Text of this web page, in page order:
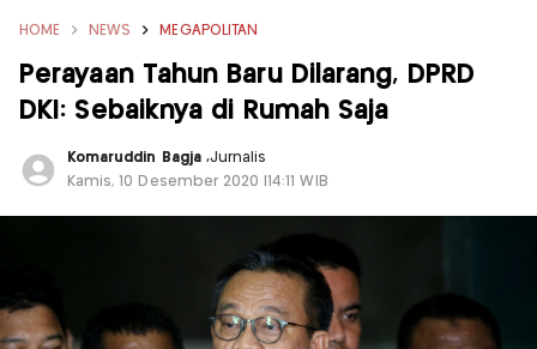
HOME NEWS MEGAPOLITAN
Perayaan Tahun Baru Dilarang, DPRD
DKI: Sebaiknya di Rumah Saja
Komaruddin Bagja ,Jurnalis
Kamis, 10 Desember 2020 |14:11 WIB